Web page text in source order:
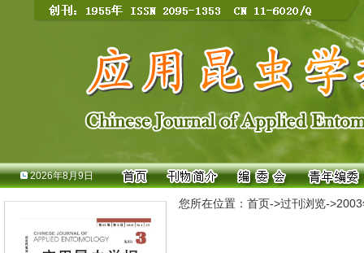
2026年8月9日
您所在位置： 首页->过刊浏览->